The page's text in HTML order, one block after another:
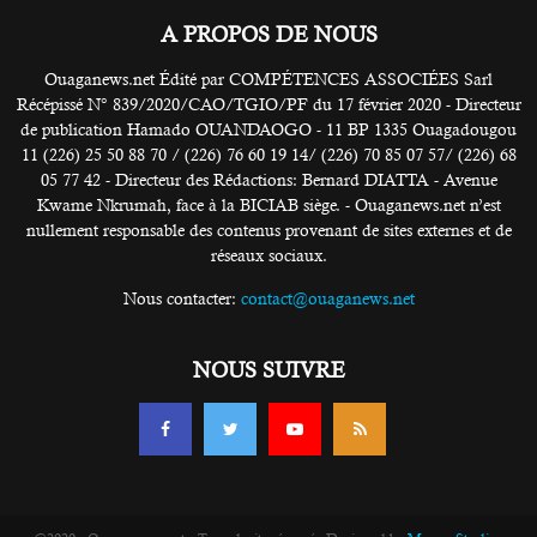
A PROPOS DE NOUS
Ouaganews.net Édité par COMPÉTENCES ASSOCIÉES Sarl
Récépissé N° 839/2020/CAO/TGIO/PF du 17 février 2020 - Directeur
de publication Hamado OUANDAOGO - 11 BP 1335 Ouagadougou
11 (226) 25 50 88 70 / (226) 76 60 19 14/ (226) 70 85 07 57/ (226) 68
05 77 42 - Directeur des Rédactions: Bernard DIATTA - Avenue
Kwame Nkrumah, face à la BICIAB siège. - Ouaganews.net n’est
nullement responsable des contenus provenant de sites externes et de
réseaux sociaux.
Nous contacter: contact@ouaganews.net
NOUS SUIVRE